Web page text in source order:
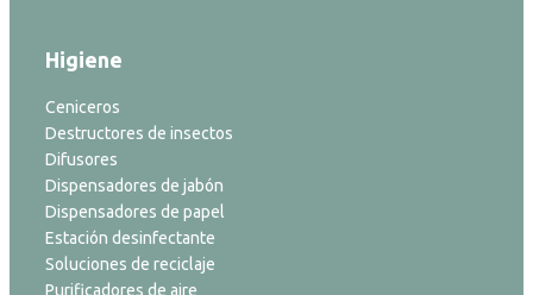
Higiene
Ceniceros
Destructores de insectos
Difusores
Dispensadores de jabón
Dispensadores de papel
Estación desinfectante
Soluciones de reciclaje
Purificadores de aire